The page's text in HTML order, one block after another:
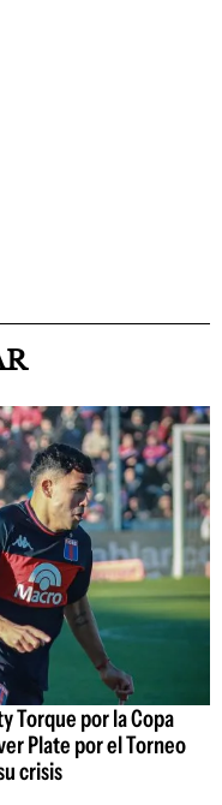
Torque por la Copa
Plate por el Torneo
crisis